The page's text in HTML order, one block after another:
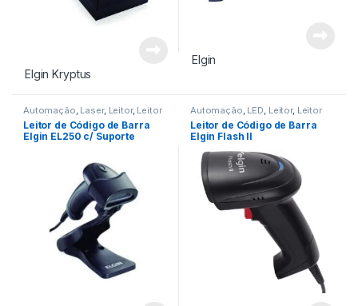
Elgin Kryptus
Elgin
Automação Laser, Leitor, Leitor
de Código de Barra
Leitor de Código de Barra
Elgin EL250 c/ Suporte
Automação LED Leitor, Leitor
de Código de Barra
Leitor de Código de Barra
Elgin Flash II